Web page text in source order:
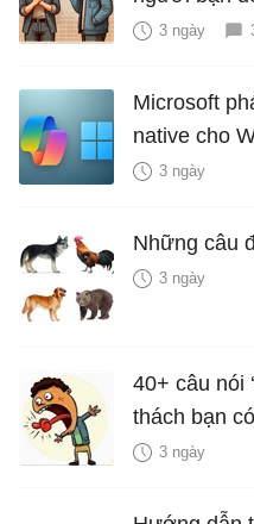
3 ngày
Microsoft
native cho
năng mới
3 ngày
Những câu
3 ngày
40+ câu nói
thách bạn
lần mà vẫn
3 ngày